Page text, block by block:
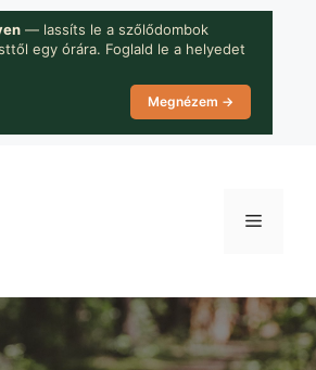
— lassíts le a szőlődombok
egy órára. Foglald le a helyedet
Megnézem →
Menü